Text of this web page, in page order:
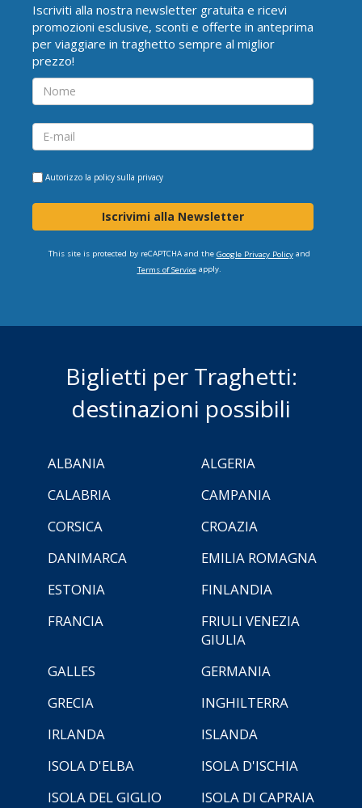
Iscriviti alla nostra newsletter gratuita e ricevi
promozioni esclusive, sconti e offerte in anteprima
per viaggiare in traghetto sempre al miglior
prezzo!
Autorizzo la policy sulla privacy
Iscrivimi alla Newsletter
This site is protected by reCAPTCHA and the Google Privacy Policyand
Terms of Serviceapply.
Biglietti per Traghetti:
destinazioni possibili
ALBANIA
ALGERIA
CALABRIA
CAMPANIA
CORSICA
CROAZIA
DANIMARCA
EMILIA ROMAGNA
ESTONIA
FINLANDIA
FRANCIA
FRIULI VENEZIA
GIULIA
GALLES
GERMANIA
GRECIA
INGHILTERRA
IRLANDA
ISLANDA
ISOLA D'ELBA
ISOLA D'ISCHIA
ISOLA DEL GIGLIO
ISOLA DI CAPRAIA